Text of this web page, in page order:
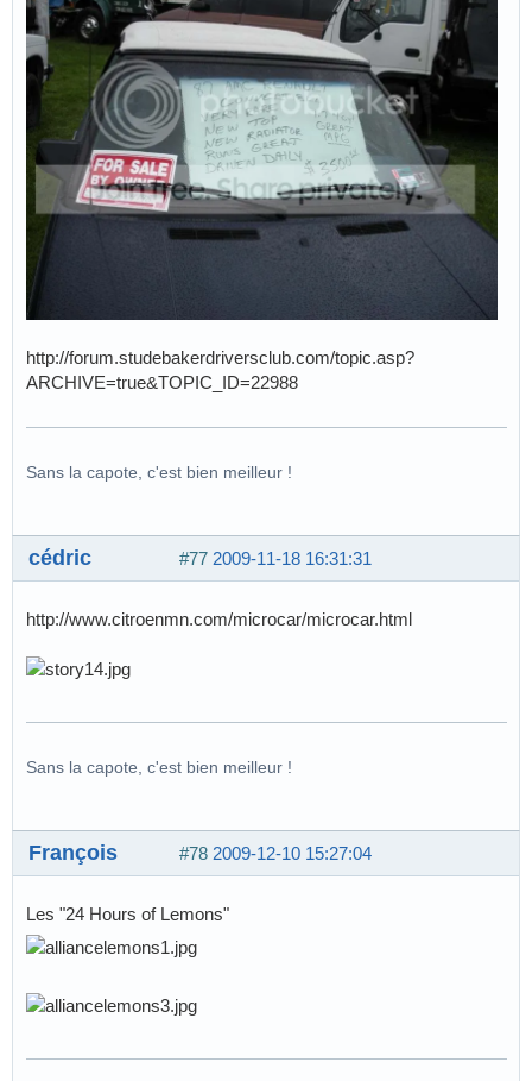
http://forum.studebakerdriversclub.com/topic.asp?
ARCHIVE=true&TOPIC_ID=22988
Sans la capote, c'est bien meilleur !
#77 2009-11-18 16:31:31
cédric
http://www.citroenmn.com/microcar/microcar.html
Sans la capote, c'est bien meilleur !
#78 2009-12-10 15:27:04
François
Les "24 Hours of Lemons"